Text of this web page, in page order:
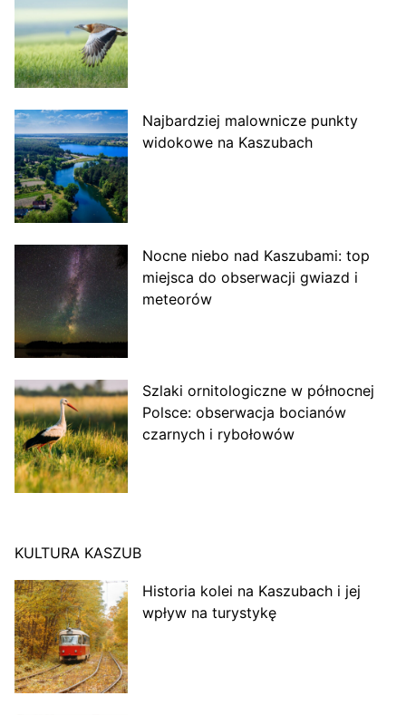
Najbardziej malownicze punkty
widokowe na Kaszubach
Nocne niebo nad Kaszubami: top
miejsca do obserwacji gwiazd i
meteorów
Szlaki ornitologiczne w północnej
Polsce: obserwacja bocianów
czarnych i rybołowów
KULTURA KASZUB
Historia kolei na Kaszubach i jej
wpływ na turystykę